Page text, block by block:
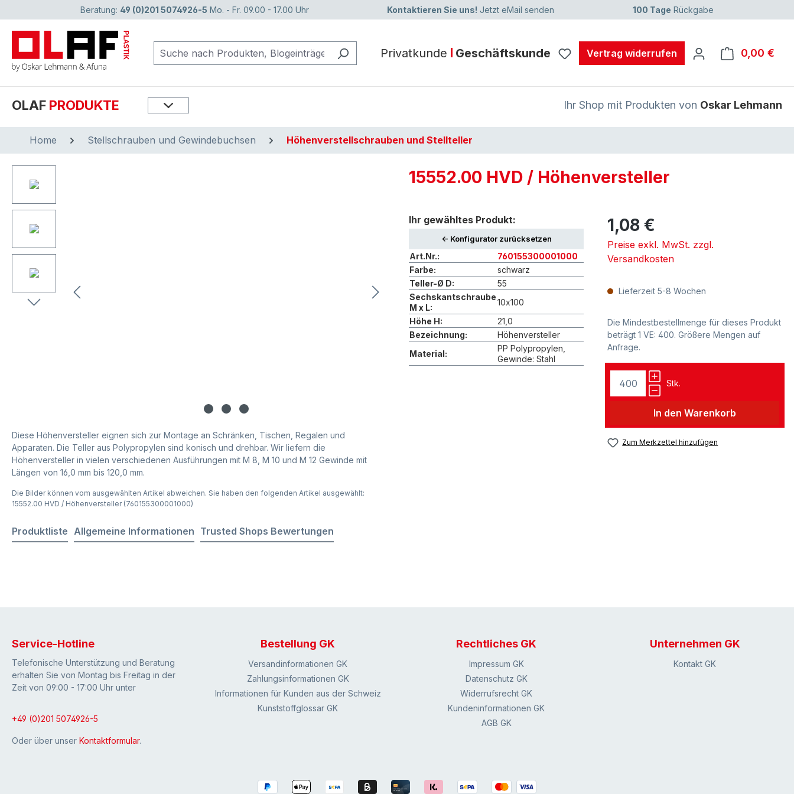
Zur Hauptnavigation springen
Beratung: 49 (0)201 5074926-5 Mo. - Fr. 09.00 - 17.00 Uhr Kontaktieren Sie uns! Jetzt eMail senden 100 Tage Rückgabe
Privatkunde Geschäftskunde Vertrag widerrufen 0,00 €
OLAF PRODUKTE Ihr Shop mit Produkten von Oskar Lehmann
Home Stellschrauben und Gewindebuchsen Höhenverstellschrauben und Stellteller
Diese Höhenversteller eignen sich zur Montage an Schränken, Tischen, Regalen und
Apparaten. Die Teller aus Polypropylen sind konisch und drehbar. Wir liefern die
Höhenversteller in vielen verschiedenen Ausführungen mit M 8, M 10 und M 12 Gewinde mit
Längen von 16,0 mm bis 120,0 mm.
Die Bilder können vom ausgewählten Artikel abweichen. Sie haben den folgenden Artikel ausgewählt:
15552.00 HVD / Höhenversteller (760155300001000)
15552.00 HVD / Höhenversteller
Ihr gewähltes Produkt:
<- Konfigurator zurücksetzen
Art.Nr.:
760155300001000
Farbe:
schwarz
Teller-Ø D:
55
Sechskantschraube
M x L:
10x100
Höhe H:
21,0
Bezeichnung:
Höhenversteller
Material:
PP Polypropylen,
Gewinde: Stahl
1,08 €
Preise exkl. MwSt. zzgl.
Versandkosten
Lieferzeit 5-8 Wochen
Die Mindestbestellmenge für dieses Produkt
beträgt 1 VE: 400. Größere Mengen auf
Anfrage.
Stk.
In den Warenkorb
Zum Merkzettel hinzufügen
Produktliste Allgemeine Informationen Trusted Shops Bewertungen
Service-Hotline
Telefonische Unterstützung und Beratung
erhalten Sie von Montag bis Freitag in der
Zeit von 09:00 - 17:00 Uhr unter
+49 (0)201 5074926-5
Oder über unser Kontaktformular.
Bestellung GK
Versandinformationen GK
Zahlungsinformationen GK
Informationen für Kunden aus der Schweiz
Kunststoffglossar GK
Rechtliches GK
Impressum GK
Datenschutz GK
Widerrufsrecht GK
Kundeninformationen GK
AGB GK
Unternehmen GK
Kontakt GK